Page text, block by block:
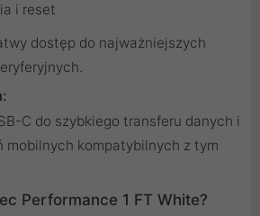
i reset
dostęp do najważniejszych
C do szybkiego transferu danych i
mobilnych kompatybilnych z tym
Performance 1 FT White?